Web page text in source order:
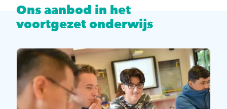
Ons aanbod in het
voortgezet onderwijs